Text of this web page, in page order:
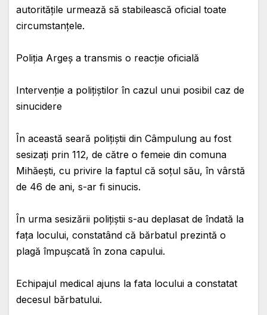
autoritățile urmează să stabilească oficial toate
circumstanțele.
Poliția Argeș a transmis o reacție oficială
Intervenție a polițiștilor în cazul unui posibil caz de
sinucidere
În această seară polițiștii din Câmpulung au fost
sesizați prin 112, de către o femeie din comuna
Mihăești, cu privire la faptul că soțul său, în vârstă
de 46 de ani, s-ar fi sinucis.
În urma sesizării polițiștii s-au deplasat de îndată la
fața locului, constatând că bărbatul prezintă o
plagă împușcată în zona capului.
Echipajul medical ajuns la fata locului a constatat
decesul bărbatului.